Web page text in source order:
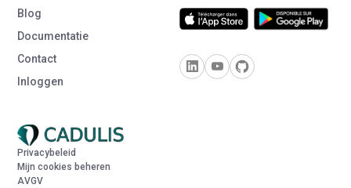
Blog
Documentatie
Contact
Inloggen
Privacybeleid
Mijn cookies beheren
AVGV